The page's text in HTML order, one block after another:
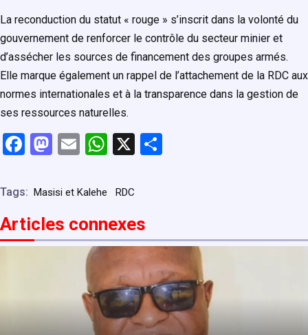
La reconduction du statut « rouge » s’inscrit dans la volonté du
gouvernement de renforcer le contrôle du secteur minier et
d’assécher les sources de financement des groupes armés.
Elle marque également un rappel de l’attachement de la RDC aux
normes internationales et à la transparence dans la gestion de
ses ressources naturelles.
F
ce
b
o
o
M
st
d
o
E
ail
W
at
A
p
p
X
er
Tags: Masisi et Kalehe RDC
Articles connexes